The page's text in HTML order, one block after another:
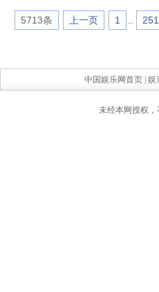
5713条 上一页 1 251
中国娱乐网首页| 娱
未经本网授权